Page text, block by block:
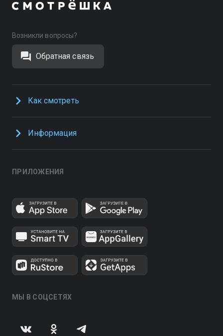
Возникли вопросы?
Обратная связь
Как смотреть
Информация
ПРИЛОЖЕНИЯ
МЫ В СОЦСЕТЯХ